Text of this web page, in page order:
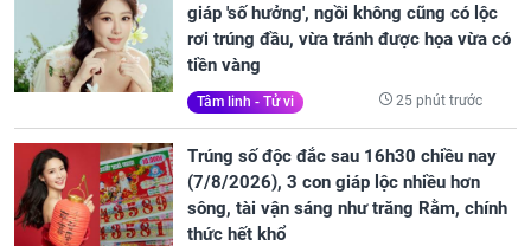
giáp 'số hưởng', ngồi không cũng có lộc
rơi trúng đầu, vừa tránh được họa vừa có
tiền vàng
Tâm linh - Tử vi 25 phút trước
Trúng số độc đắc sau 16h30 chiều nay
(7/8/2026), 3 con giáp lộc nhiều hơn
sông, tài vận sáng như trăng Rằm, chính
thức hết khổ